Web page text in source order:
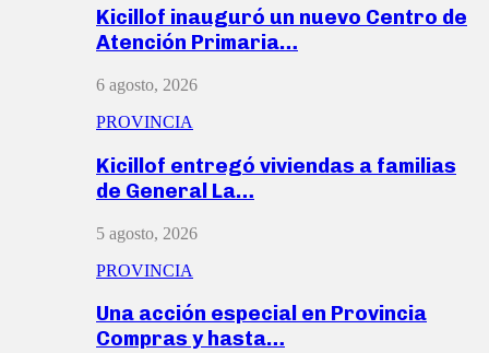
Kicillof inauguró un nuevo Centro de
Atención Primaria…
6 agosto, 2026
PROVINCIA
Kicillof entregó viviendas a familias
de General La…
5 agosto, 2026
PROVINCIA
Una acción especial en Provincia
Compras y hasta…